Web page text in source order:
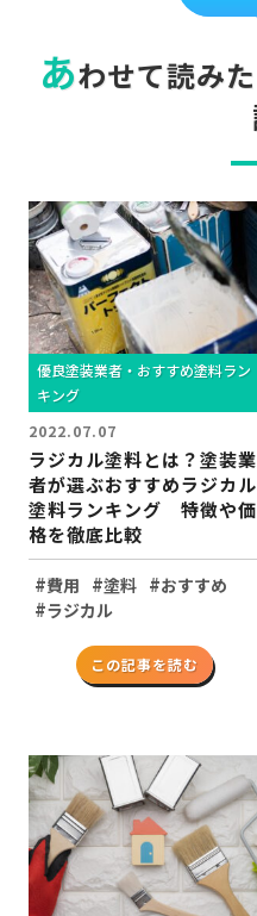
あわせて読み
優良塗装業者・おすすめ塗料ラン
キング
2022.07.07
ラジカル塗料とは？塗装業
者が選ぶおすすめラジカル
塗料ランキング 特徴や価
格を徹底比較
#費用 #塗料 #おすすめ
#ラジカル
この記事を読む